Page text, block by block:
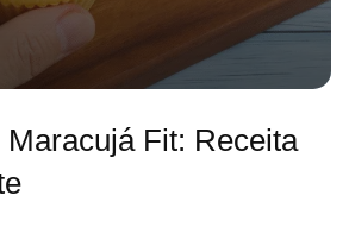
Maracujá Fit: Receita